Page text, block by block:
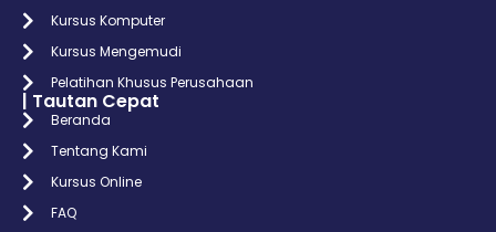
Kursus Komputer
Kursus Mengemudi
Pelatihan Khusus Perusahaan
| Tautan Cepat
Beranda
Tentang Kami
Kursus Online
FAQ